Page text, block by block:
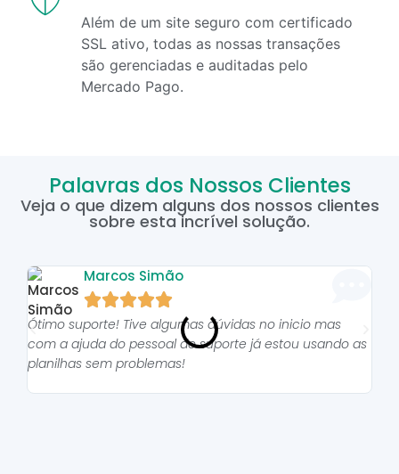
Além de um site seguro com certificado
SSL ativo, todas as nossas transações
são gerenciadas e auditadas pelo
Mercado Pago.
Palavras dos Nossos Clientes
Veja o que dizem alguns dos nossos clientes
sobre esta incrível solução.
Marcos Simão

Ótimo suporte! Tive algumas dúvidas no inicio mas
com a ajuda do pessoal do suporte já estou usando as
planilhas sem problemas!